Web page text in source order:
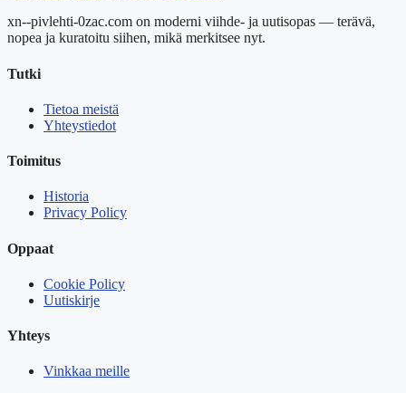
xn--pivlehti-0zac.com on moderni viihde- ja uutisopas — terävä,
nopea ja kuratoitu siihen, mikä merkitsee nyt.
Tutki
Tietoa meistä
Yhteystiedot
Toimitus
Historia
Privacy Policy
Oppaat
Cookie Policy
Uutiskirje
Yhteys
Vinkkaa meille